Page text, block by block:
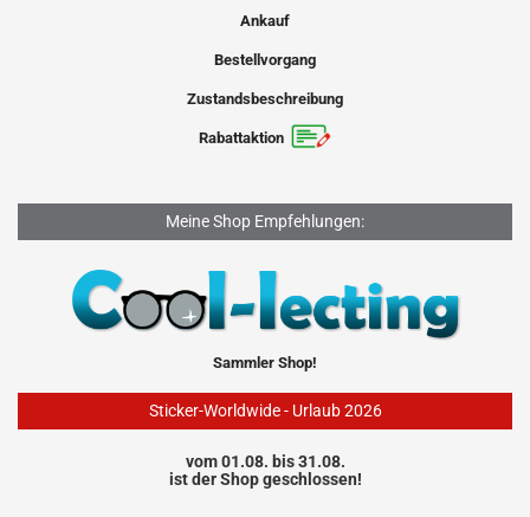
Ankauf
Bestellvorgang
Zustandsbeschreibung
Rabattaktion
Meine Shop Empfehlungen:
Sammler Shop!
Sticker-Worldwide - Urlaub 2026
vom 01.08. bis 31.08.
ist der Shop geschlossen!